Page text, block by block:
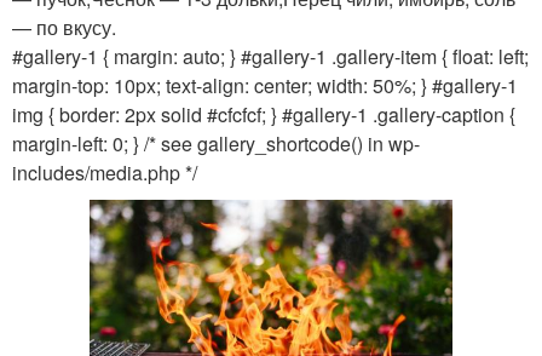
— по вкусу.
#gallery-1 { margin: auto; } #gallery-1 .gallery-item { float: left;
margin-top: 10px; text-align: center; width: 50%; } #gallery-1
img { border: 2px solid #cfcfcf; } #gallery-1 .gallery-caption {
margin-left: 0; } /* see gallery_shortcode() in wp-
includes/media.php */